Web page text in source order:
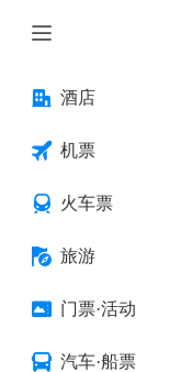
酒店
机票
火车票
旅游
门票·活动
汽车·船票